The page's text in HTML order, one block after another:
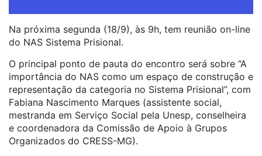
Na próxima segunda (18/9), às 9h, tem reunião on-line
do NAS Sistema Prisional.
O principal ponto de pauta do encontro será sobre “A
importância do NAS como um espaço de construção e
representação da categoria no Sistema Prisional”, com
Fabiana Nascimento Marques (assistente social,
mestranda em Serviço Social pela Unesp, conselheira
e coordenadora da Comissão de Apoio à Grupos
Organizados do CRESS-MG).